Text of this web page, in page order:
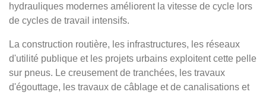
hydrauliques modernes améliorent la vitesse de cycle lors
de cycles de travail intensifs.
La construction routière, les infrastructures, les réseaux
d'utilité publique et les projets urbains exploitent cette pelle
sur pneus. Le creusement de tranchées, les travaux
d'égouttage, les travaux de câblage et de canalisations et